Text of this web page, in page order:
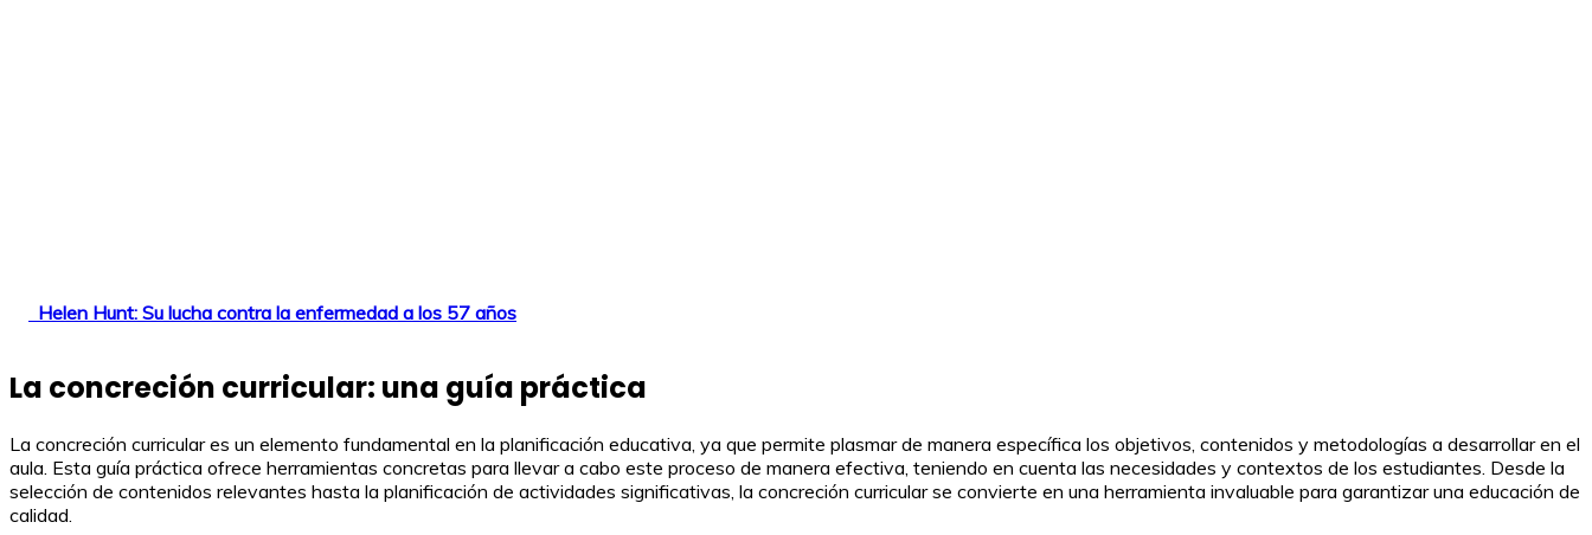
Helen Hunt: Su lucha contra la enfermedad a los 57 años
La concreción curricular: una guía práctica
La concreción curricular es un elemento fundamental en la planificación educativa, ya que permite plasmar de manera específica los objetivos, contenidos y metodologías a desarrollar en el
aula. Esta guía práctica ofrece herramientas concretas para llevar a cabo este proceso de manera efectiva, teniendo en cuenta las necesidades y contextos de los estudiantes. Desde la
selección de contenidos relevantes hasta la planificación de actividades significativas, la concreción curricular se convierte en una herramienta invaluable para garantizar una educación de
calidad.